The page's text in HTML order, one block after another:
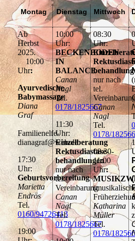
Montag Dienstag Mittwoch
Ab
Herbst
2025.
10:00
Uhr:
Ayurvedische
Babymassage
Diana
Graf
Familienelfe-
dianagraf@web.de
17:30
Uhr:
Geburtsvorbereitung
Marietta
Endrös
Tel.
0160/94726413
19:00
10:00
Uhr:
BECKENBODEN
IN
BALANCE
Canan
Nagl
Tel.
0178/1825667
11:30
Uhr:
Einzelberatung
Rektusdiastase-
behandlungen
nur nach
tel.
Vereinbarung
Canan
Nagl
Tel.
0178/1825667
08:30
Uhr:
nur nach
tel.
Canan
Nagl
Tel.
0178/
08:30-
11:00
Uhr:
Katharina
Müller
Tel.
0178/